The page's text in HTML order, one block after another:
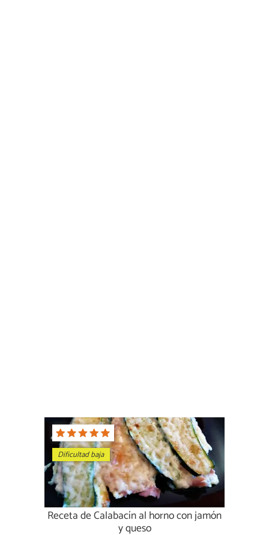
Dificultad baja
Receta de Calabacín al horno con jamón
y queso